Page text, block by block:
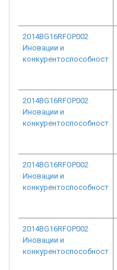
2014BG16RFOP002
Иновации и
конкурентоспособност
2014BG16RFOP002
Иновации и
конкурентоспособност
2014BG16RFOP002
Иновации и
конкурентоспособност
2014BG16RFOP002
Иновации и
конкурентоспособност